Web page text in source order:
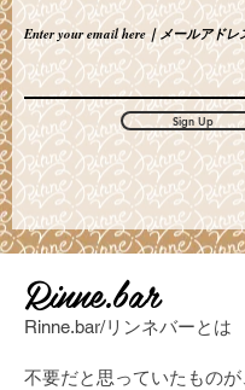
Enter your email here｜メールアドレ
Sign Up
Rinne.bar
Rinne.bar/リンネバーとは
不要だと思っていたもの